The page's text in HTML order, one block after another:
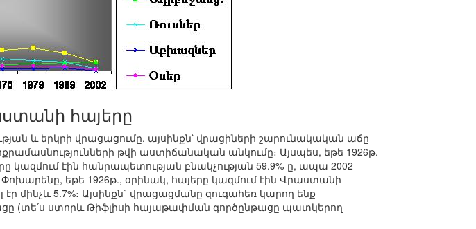
հայերը
և երկրի վրացացումը, այսինքն՝ վրացիների շարունակական աճը
թվի աստիճանական անկումը։ Այսպես, եթե 1926թ.
էին հանրապետության բնակչության 59.9%-ը, ապա 2002
Փոխարենը, եթե 1926թ., օրինակ, հայերը կազմում էին Վրաստանի
մինչև 5.7%։ Այսինքն` վրացացմանը զուգահեռ կարող ենք
(տե՛ս ստորև Թիֆլիսի հայաթափման գործընթացը պատկերող